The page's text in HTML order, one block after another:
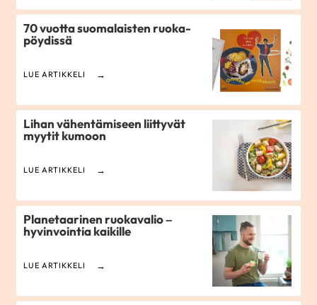
70 vuotta suomalaisten ruoka­
pöydissä
LUE ARTIKKELI
Lihan vähentämiseen liittyvät
myytit kumoon
LUE ARTIKKELI
Planetaarinen ruokavalio –
hyvinvointia kaikille
LUE ARTIKKELI